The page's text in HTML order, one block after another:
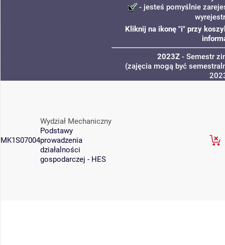
- jesteś pomyślnie
Kliknij na ikonę "i" przy
2023Z - Semestr
(zajęcia mogą być
MK1S07004
Wydział Mechaniczny
Podstawy
prowadzenia
działalności
gospodarczej - HES